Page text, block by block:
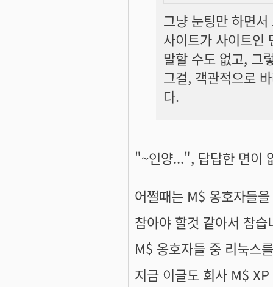
그냥 눈팅만 하면
사이트가 사이트인
말할 수도 없고, 그
그걸, 객관적으로
다.
"~인양...", 답답한 면이
어쩔때는 M$ 옹호자들
참아야 할것 같아서 참습
M$ 옹호자들 중 리눅스
지금 이글도 회사 M$